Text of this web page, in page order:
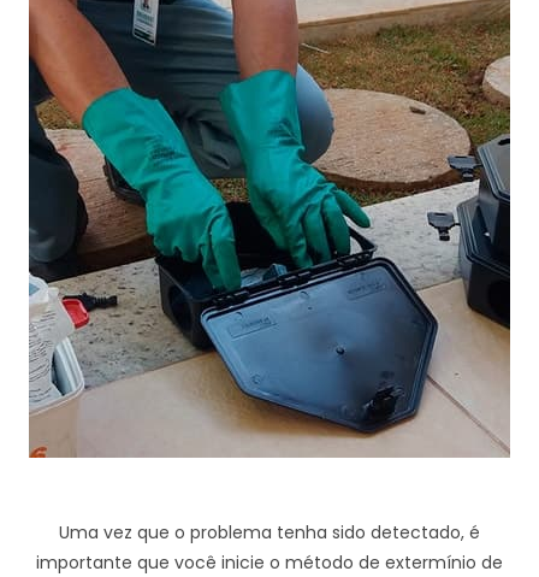
Uma vez que o problema tenha sido detectado, é
importante que você inicie o método de extermínio de